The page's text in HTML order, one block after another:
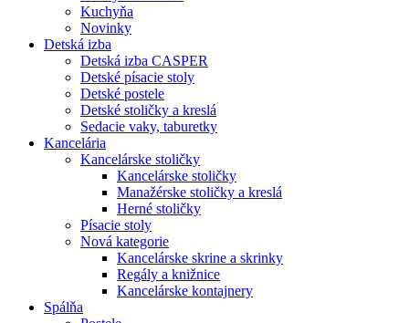
Kuchyňa
Novinky
Detská izba
Detská izba CASPER
Detské písacie stoly
Detské postele
Detské stoličky a kreslá
Sedacie vaky, taburetky
Kancelária
Kancelárske stoličky
Kancelárske stoličky
Manažérske stoličky a kreslá
Herné stoličky
Písacie stoly
Nová kategorie
Kancelárske skrine a skrinky
Regály a knižnice
Kancelárske kontajnery
Spálňa